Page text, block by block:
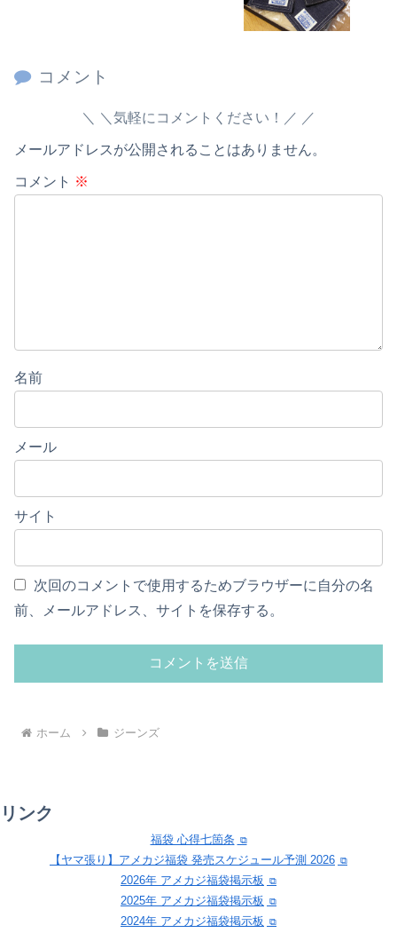
コメント
＼気軽にコメントください！／
メールアドレスが公開されることはありません。
コメント ※
名前
メール
サイト
次回のコメントで使用するためブラウザーに自分の名
前、メールアドレス、サイトを保存する。
ホーム ジーンズ
リンク
福袋 心得七箇条
【ヤマ張り】アメカジ福袋 発売スケジュール予測 2026
2026年 アメカジ福袋掲示板
2025年 アメカジ福袋掲示板
2024年 アメカジ福袋掲示板